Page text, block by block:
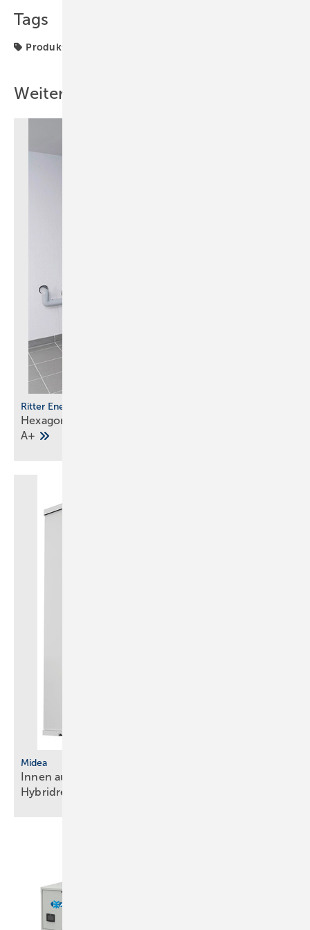
Tags
Produkte
Weitere Inhalte
Ritter Energie
Hexagonaler Solarspeicher mit Effi zienzklasse
A+
Midea
Innen aufgestellte Wärmepumpe mit
Hybridregelung